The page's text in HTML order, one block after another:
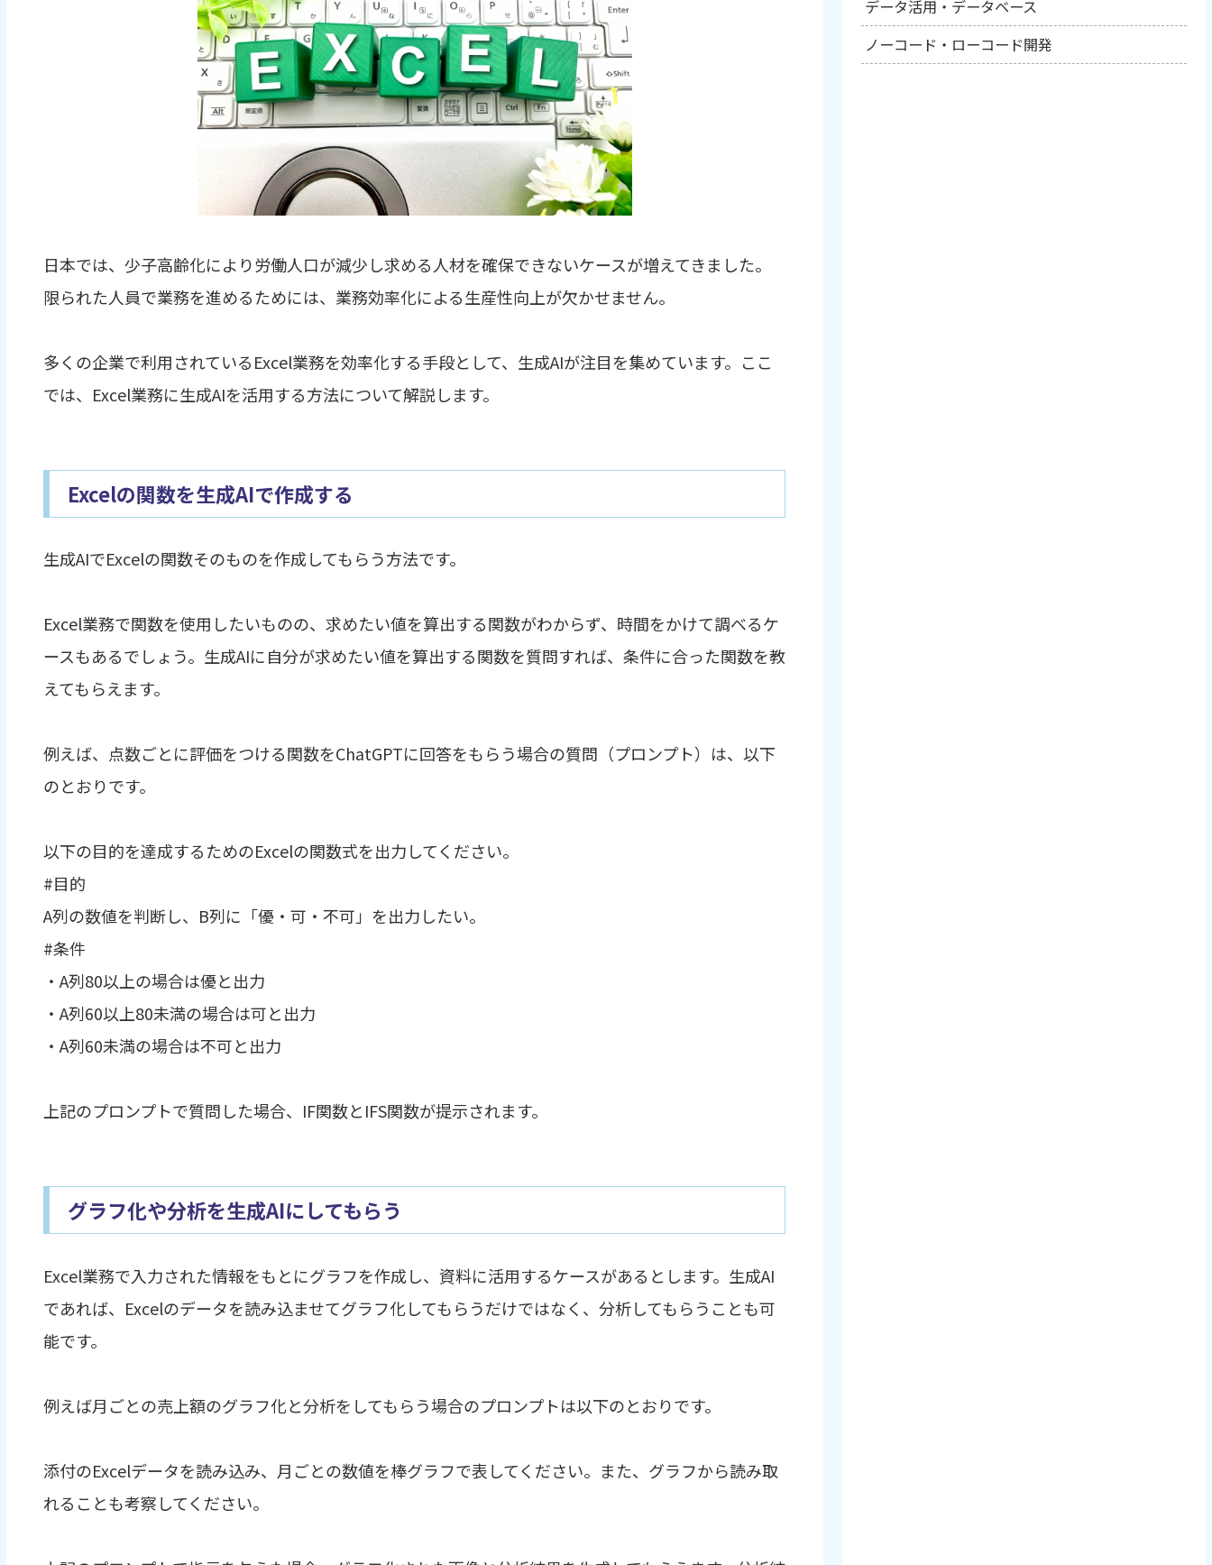
日本では、少子高齢化により労働人口が減少し求める人材を確保できないケースが増えてきました。
限られた人員で業務を進めるためには、業務効率化による生産性向上が欠かせません。
多くの企業で利用されているExcel業務を効率化する手段として、生成AIが注目を集めています。ここ
では、Excel業務に生成AIを活用する方法について解説します。
Excelの関数を生成AIで作成する
生成AIでExcelの関数そのものを作成してもらう方法です。
Excel業務で関数を使用したいものの、求めたい値を算出する関数がわからず、時間をかけて調べるケ
ースもあるでしょう。生成AIに自分が求めたい値を算出する関数を質問すれば、条件に合った関数を教
えてもらえます。
例えば、点数ごとに評価をつける関数をChatGPTに回答をもらう場合の質問（プロンプト）は、以下
のとおりです。
以下の目的を達成するためのExcelの関数式を出力してください。
#目的
A列の数値を判断し、B列に「優・可・不可」を出力したい。
#条件
・A列80以上の場合は優と出力
・A列60以上80未満の場合は可と出力
・A列60未満の場合は不可と出力
上記のプロンプトで質問した場合、IF関数とIFS関数が提示されます。
グラフ化や分析を生成AIにしてもらう
Excel業務で入力された情報をもとにグラフを作成し、資料に活用するケースがあるとします。生成AI
であれば、Excelのデータを読み込ませてグラフ化してもらうだけではなく、分析してもらうことも可
能です。
例えば月ごとの売上額のグラフ化と分析をしてもらう場合のプロンプトは以下のとおりです。
添付のExcelデータを読み込み、月ごとの数値を棒グラフで表してください。また、グラフから読み取
れることも考察してください。
データ活用・データベース
ノーコード・ローコード開発